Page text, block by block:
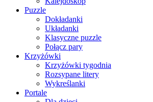
Puzzle
Dokładanki
Układanki
Klasyczne puzzle
Połącz pary
Krzyżówki
Krzyżówki tygodnia
Rozsypane litery
Wykreślanki
Portale